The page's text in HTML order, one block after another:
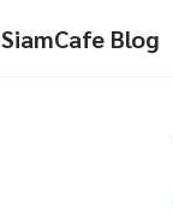
SiamCafe Blog